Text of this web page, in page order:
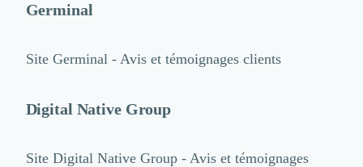
Germinal
Site Germinal - Avis et témoignages clients
Digital Native Group
Site Digital Native Group - Avis et témoignages